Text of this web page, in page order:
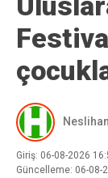
Giriş: 06-08-2026
Güncelleme: 06-08-